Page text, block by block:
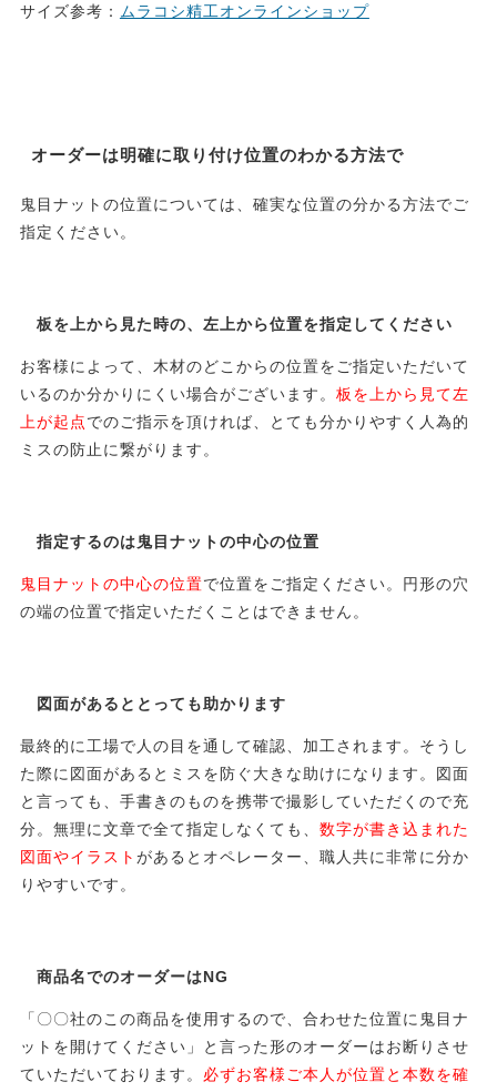
サイズ参考： ムラコシ精工オンラインショップ
オーダーは明確に取り付け位置のわかる方法で
鬼目ナットの位置については、確実な位置の分かる方法でご
指定ください。
板を上から見た時の、左上から位置を指定してください
お客様によって、木材のどこからの位置をご指定いただいて
いるのか分かりにくい場合がございます。 板を上から見て左
上が起点でのご指示を頂ければ、とても分かりやすく人為的
ミスの防止に繋がります。
指定するのは鬼目ナットの中心の位置
鬼目ナットの中心の位置で位置をご指定ください。円形の穴
の端の位置で指定いただくことはできません。
図面があるととっても助かります
最終的に工場で人の目を通して確認、加工されます。そうし
た際に図面があるとミスを防ぐ大きな助けになります。図面
と言っても、手書きのものを携帯で撮影していただくので充
分。無理に文章で全て指定しなくても、 数字が書き込まれた
図面やイラスト があるとオペレーター、職人共に非常に分か
りやすいです。
商品名でのオーダーはNG
「〇〇社のこの商品を使用するので、合わせた位置に鬼目ナ
ットを開けてください」と言った形のオーダーはお断りさせ
ていただいております。 必ずお客様ご本人が位置と本数を確